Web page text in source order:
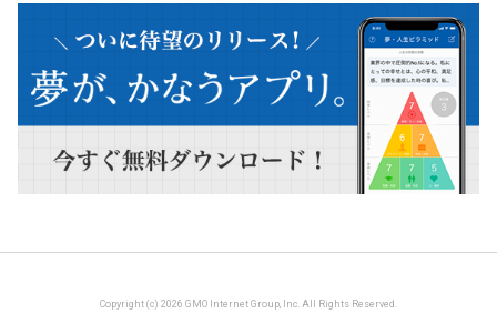
Copyright (c) 2026 GMO Internet Group, Inc. All Rights Reserved.